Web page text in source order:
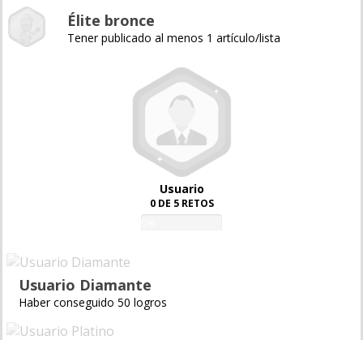
Élite bronce
Tener publicado al menos 1 artículo/lista
Usuario
0 DE 5 RETOS
Usuario Diamante
Haber conseguido 50 logros